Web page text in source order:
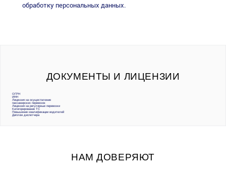
обработку персональных данных.
ДОКУМЕНТЫ И ЛИЦЕНЗИИ
ОГРН
ИНН
Лицензия на осуществление
пассажирских перевозок
Лицензия на регулярные перевозки
Категорирование ТС
Повышение квалификации водителей
Диплом диспетчера
НАМ ДОВЕРЯЮТ